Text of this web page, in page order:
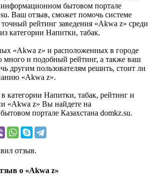
бытовом портале
Ваш отзыв, сможет помочь системе
точный рейтинг заведения «Akwa z» среди
категории Напитки, табак.
«Akwa z» и расположенных в городе
много и подобный рейтинг, а также ваш
другим пользователям решить, стоит ли
«Akwa z».
Напитки, табак, рейтинг и
«Akwa z» Вы найдете на
портале Казахстана domkz.su.
отзыв.
о «Akwa z»